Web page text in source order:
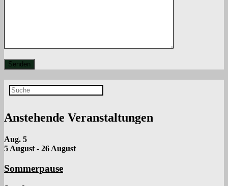
Anstehende Veranstaltungen
Aug. 5
5 August - 26 August
Sommerpause